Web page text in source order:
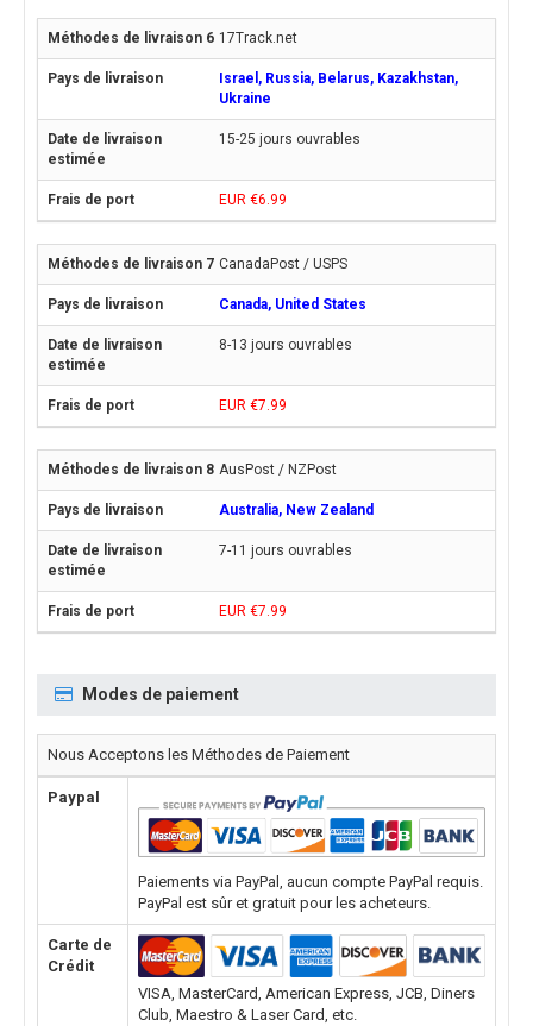
17Track.net
Israel, Russia, Belarus, Kazakhstan,
Ukraine
15-25 jours ouvrables
EUR €6.99
CanadaPost / USPS
Canada, United States
8-13 jours ouvrables
EUR €7.99
AusPost / NZPost
Australia, New Zealand
7-11 jours ouvrables
EUR €7.99
Modes de paiement
Nous Acceptons les Méthodes de Paiement
Paypal
Paiements via PayPal, aucun compte PayPal requis.
PayPal est sûr et gratuit pour les acheteurs.
Carte de
Crédit
VISA, MasterCard, American Express, JCB, Diners
Club, Maestro & Laser Card, etc.